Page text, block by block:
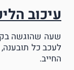
עיכוב
שעה שהוגשה
לעכב כל
החייב.